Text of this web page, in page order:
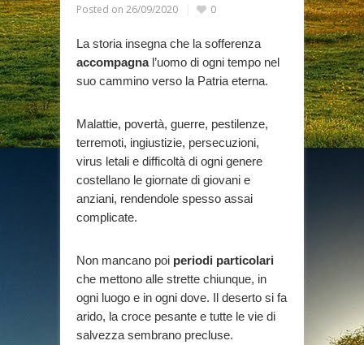
Posted on 26/09/2020 0
La storia insegna che la sofferenza
accompagnal’uomo di ogni tempo nel
suo cammino verso la Patria eterna.
Malattie, povertà, guerre, pestilenze,
terremoti, ingiustizie, persecuzioni,
virus letali e difficoltà di ogni genere
costellano le giornate di giovani e
anziani, rendendole spesso assai
complicate.
Non mancano poi periodi particolari
che mettono alle strette chiunque, in
ogni luogo e in ogni dove. Il deserto si fa
arido, la croce pesante e tutte le vie di
salvezza sembrano precluse.